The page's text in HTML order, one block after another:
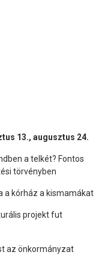
13., augusztus 24.
a telkét? Fontos
törvényben
a kórház a kismamákat
projekt fut
az önkormányzat